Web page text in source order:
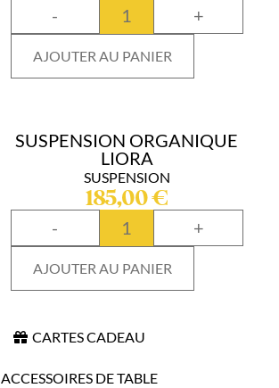
CARTES CADEAU
ACCESSOIRES DE TABLE
- +
AJOUTER AU PANIER
SUSPENSION ORGANIQUE
LIORA
SUSPENSION
185,00€
- +
AJOUTER AU PANIER